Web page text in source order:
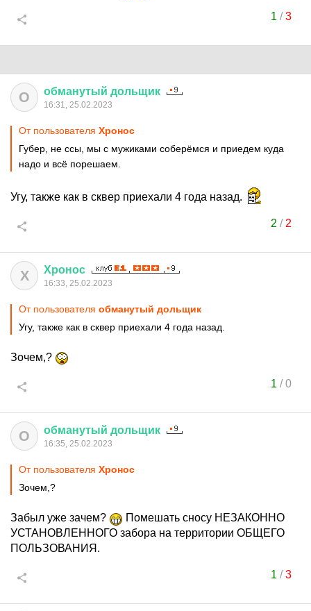
1 /3
О обманутый дольщик
16:31, 25.02.2023
От пользователя Хронос
Губер, не ссы, мы с мужиками соберёмся и приедем куда
надо и всё порешаем.
Угу, также как в сквер приехали 4 года назад.
2 / 2
Х Хронос
16:33, 25.02.2023
От пользователя обманутый дольщик
Угу, также как в сквер приехали 4 года назад.
Зочем,?
1 /0
О обманутый дольщик
16:35, 25.02.2023
От пользователя Хронос
Зочем,?
Забыл уже зачем?
Помешать сносу НЕЗАКОННО
УСТАНОВЛЕННОГО забора на территории ОБЩЕГО
ПОЛЬЗОВАНИЯ.
1 /3